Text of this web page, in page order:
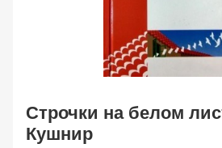
Строчки на белом
Кушнир